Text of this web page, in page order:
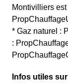
Montivilliers
* Gaz naturel :
:
Infos utiles